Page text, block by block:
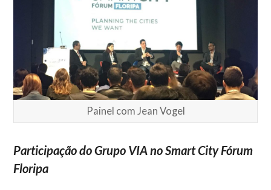
Painel com Jean Vogel
Participação do Grupo VIA no Smart City Fórum
Floripa